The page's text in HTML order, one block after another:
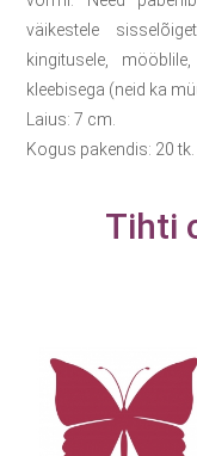
väikestele
kingitusele,
kleebisega (neid ka
Laius: 7 cm.
Kogus pakendis: 20 tk.
Tihti